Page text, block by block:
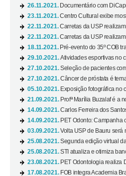
26.11.2021. Documentário com
23.11.2021.Centro Cultural exibe
22.11.2021.Carretas da USP
22.11.2021.Carretas da USP
18.11.2021. Pré-evento do 35º COB
29.10.2021.Atividades esportivas no
27.10.2021.Seleção de pacientes
27.10.2021.Câncer de próstata é
05.10.2021. Exposição fotográfica no
21.09.2021. Profª Marília Buzalaf é a
14.09.2021.Carlos Ferreira dos
14.09.2021. PET Odonto: Campanha
03.09.2021.Volta USP de Bauru será
25.08.2021.Segunda edição virtual
25.08.2021.STI atualiza e otimiza
23.08.2021. PET Odontologia realiza
17.08.2021. FOB integra Academia